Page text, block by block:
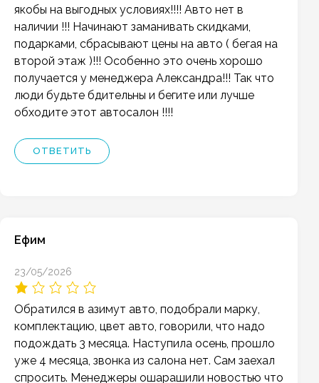
якобы на выгодных условиях!!!! Авто нет в
наличии !!! Начинают заманивать скидками,
подарками, сбрасывают цены на авто ( бегая на
второй этаж )!!! Особенно это очень хорошо
получается у менеджера Александра!!! Так что
люди будьте бдительны и бегите или лучше
обходите этот автосалон !!!!
ОТВЕТИТЬ
Ефим
23/05/2026
Обратился в азимут авто, подобрали марку,
комплектацию, цвет авто, говорили, что надо
подождать 3 месяца. Наступила осень, прошло
уже 4 месяца, звонка из салона нет. Сам заехал
спросить. Менеджеры ошарашили новостью что